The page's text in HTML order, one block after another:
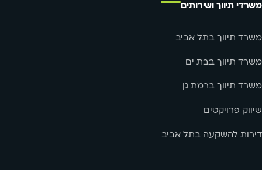
משרדי תיווך ושירותים
משרד תיווך בתל אביב
משרד תיווך בבת ים
משרד תיווך ברמת גן
שיווק פרויקטים
דירות להשקעה בתל אביב